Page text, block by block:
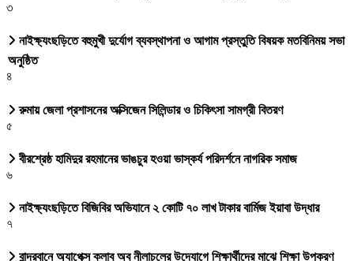
৩
নাইক্ষ্যংছড়িতে বহুমুখী দুর্যোগ ব্যবস্থাপনা ও আগাম প্রস্তুতি বিষয়ক মতবিনিময় সভা
অনুষ্ঠিত
৪
রুমায় জেলা প্রশাসনের অক্সিজেন সিলিন্ডার ও চিকিৎসা সামগ্রী বিতরণ
৫
বীরশ্রেষ্ঠ হামিদুর রহমানের ভাঙচুর হওয়া ভাস্কর্য পরিদর্শনে নাগরিক সমাজ
৬
নাইক্ষ্যংছড়িতে বিজিবির অভিযানে ২ কোটি ৭০ লাখ টাকার বার্মিজ ইয়াবা উদ্ধার
৭
বান্দরবানে অ্যাপেক্স ক্লাব অব নীলাচলের উদ্যোগে শিক্ষার্থীদের মাঝে শিক্ষা উপকরণ